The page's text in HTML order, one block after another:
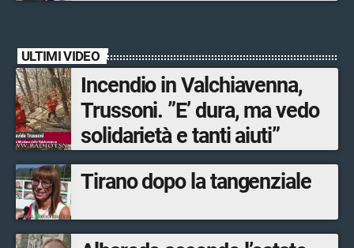
musica dal vivo
ULTIMI VIDEO
Incendio in Valchiavenna,
Trussoni. ”E’ dura, ma vedo
solidarietà e tanti aiuti”
Tirano dopo la tangenziale